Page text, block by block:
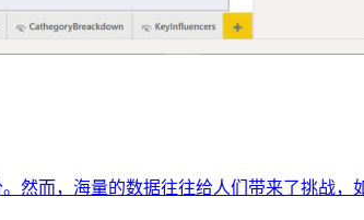
然而，海量的数据往往给人们带来了挑战